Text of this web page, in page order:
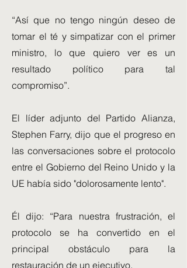
“Así que no tengo ningún deseo de
tomar el té y simpatizar con el primer
ministro, lo que quiero ver es un
resultado político para tal
compromiso”.
El líder adjunto del Partido Alianza,
Stephen Farry, dijo que el progreso en
las conversaciones sobre el protocolo
entre el Gobierno del Reino Unido y la
UE había sido "dolorosamente lento".
Él dijo: “Para nuestra frustración, el
protocolo se ha convertido en el
principal obstáculo para la
restauración de un ejecutivo.